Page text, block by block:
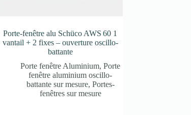
Porte-fenêtre alu Schüco AWS 60 1
vantail + 2 fixes – ouverture oscillo-
battante
Porte fenêtre Aluminium,Porte
fenêtre aluminium oscillo-
battante sur mesure, Portes-
fenêtres sur mesure